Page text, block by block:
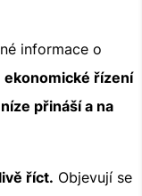
informace o
ekonomické řízení
přináší a na
říct. Objevují se